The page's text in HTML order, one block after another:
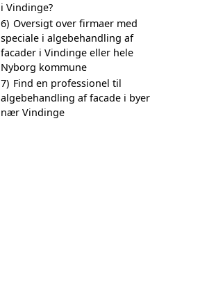
i Vindinge?
6) Oversigt over firmaer med
speciale i algebehandling af
facader i Vindinge eller hele
Nyborg kommune
7) Find en professionel til
algebehandling af facade i byer
nær Vindinge